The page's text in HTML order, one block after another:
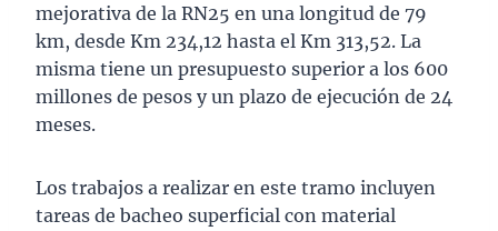
mejorativa de la RN25 en una longitud de 79
km, desde Km 234,12 hasta el Km 313,52. La
misma tiene un presupuesto superior a los 600
millones de pesos y un plazo de ejecución de 24
meses.
Los trabajos a realizar en este tramo incluyen
tareas de bacheo superficial con material